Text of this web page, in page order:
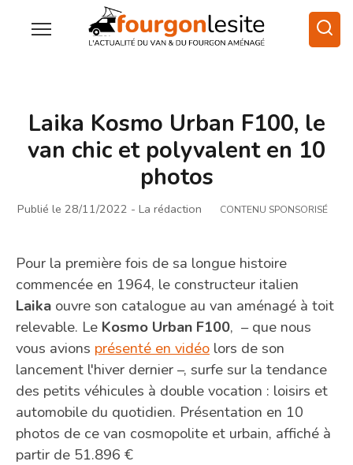
Laika Kosmo Urban F100, le
van chic et polyvalent en 10
photos
Publié le 28/11/2022 - La rédaction CONTENU SPONSORISÉ
Pour la première fois de sa longue histoire
commencée en 1964, le constructeur italien
Laika ouvre son catalogue au van aménagé à toit
relevable. Le Kosmo Urban F100, – que nous
vous avions présenté en vidéo lors de son
lancement l'hiver dernier –, surfe sur la tendance
des petits véhicules à double vocation : loisirs et
automobile du quotidien. Présentation en 10
photos de ce van cosmopolite et urbain, affiché à
partir de 51.896 €